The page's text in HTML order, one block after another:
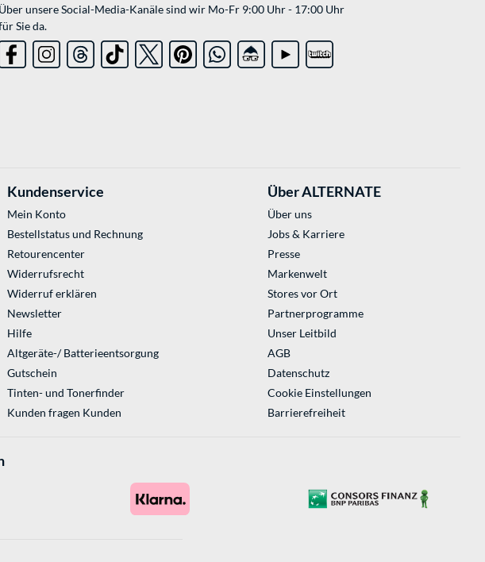
Über unsere Social-Media-Kanäle sind wir Mo-Fr 9:00 Uhr - 17:00 Uhr
Sie da.
Kundenservice
Mein Konto
Bestellstatus und Rechnung
Retourencenter
Widerrufsrecht
Widerruf erklären
Newsletter
Hilfe
Altgeräte-/ Batterieentsorgung
Gutschein
Tinten- und Tonerfinder
Kunden fragen Kunden
Über ALTERNATE
Über uns
Jobs & Karriere
Presse
Markenwelt
Stores vor Ort
Partnerprogramme
Unser Leitbild
AGB
Datenschutz
Cookie Einstellungen
Barrierefreiheit